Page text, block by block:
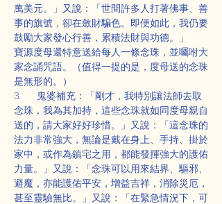
萬美元。」又說：「世間許多人打著佛事、善
事的旗號，卻在斂財騙色。即便如此，我仍要
鼓勵大家發心行善，累積法財與功德。」
寶源度母還特意送給每人一條念珠，並囑咐大
家念誦咒語。（值得一提的是，度母送的念珠
是無形的。）
3.      鬼婆補充：「剛才，我特別讓法師去取
念珠，我為其加持，這些念珠就如同度母親自
送的，請大家好好珍惜。」又說：「這念珠的
法力非常強大，無論是戴在身上、手持、掛於
家中，或作為鎮宅之用，都能發揮強大的護佑
力量。」又說：「念珠可以用來結界、驅邪、
避魔，亦能護佑平安，增益吉祥，消除災厄，
甚至靈驗無比。」又說：「在緊急情況下，可